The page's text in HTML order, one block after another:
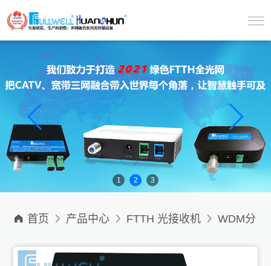
1 2 3
 首页  产品中心  FTTH 光接收机 WDM分
波型光接收机系列